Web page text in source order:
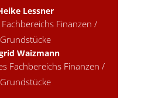
Lessner
Finanzen /
Grundstücke
Waizmann
Fachbereichs Finanzen /
Grundstücke